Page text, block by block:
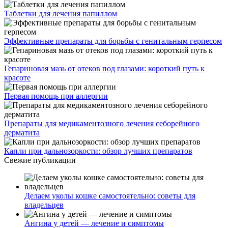
Таблетки для лечения папиллом
Эффективные препараты для борьбы с генитальным герпесом
Гепариновая мазь от отеков под глазами: короткий путь к
красоте
Первая помощь при аллергии
Препараты для медикаментозного лечения себорейного
дерматита
Капли при дальнозоркости: обзор лучших препаратов
Свежие публикации
Делаем уколы кошке самостоятельно: советы для
владельцев
Ангина у детей — лечение и симптомы